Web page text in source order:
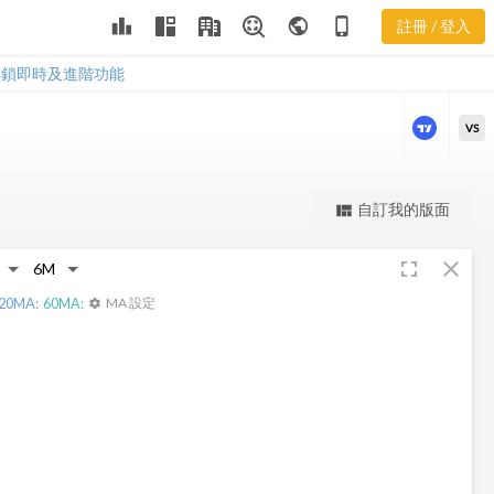
leaderboard public phone_iphone 註冊 / 登入
即時及進階功能
ALR 股價走勢
更強大的進階價量圖表
VS
view_quilt 自訂我的版面
fullscreen close
20MA: 60MA: settings MA 設定